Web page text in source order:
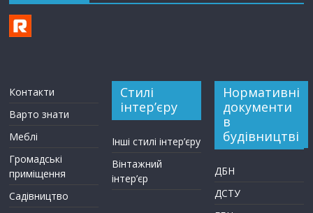
Контакти
Варто знати
Меблі
Громадські
приміщення
Садівництво
Стилі
інтер’єру
Інші стилі інтер’єру
Вінтажний
інтер’єр
Нормативні
документи
в
будівництві
ДБН
ДСТУ